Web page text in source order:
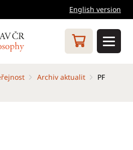
English version
Archiv aktualit
PF